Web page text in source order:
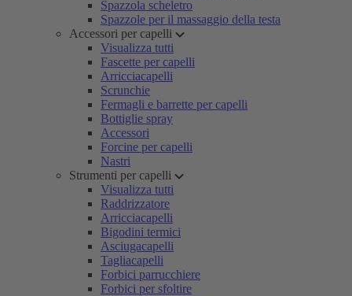
Spazzola scheletro
Spazzole per il massaggio della testa
Accessori per capelli
Visualizza tutti
Fascette per capelli
Arricciacapelli
Scrunchie
Fermagli e barrette per capelli
Bottiglie spray
Accessori
Forcine per capelli
Nastri
Strumenti per capelli
Visualizza tutti
Raddrizzatore
Arricciacapelli
Bigodini termici
Asciugacapelli
Tagliacapelli
Forbici parrucchiere
Forbici per sfoltire